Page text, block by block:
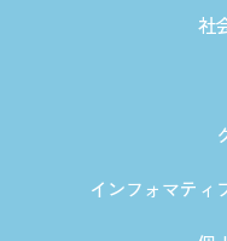
社
インフォマティ